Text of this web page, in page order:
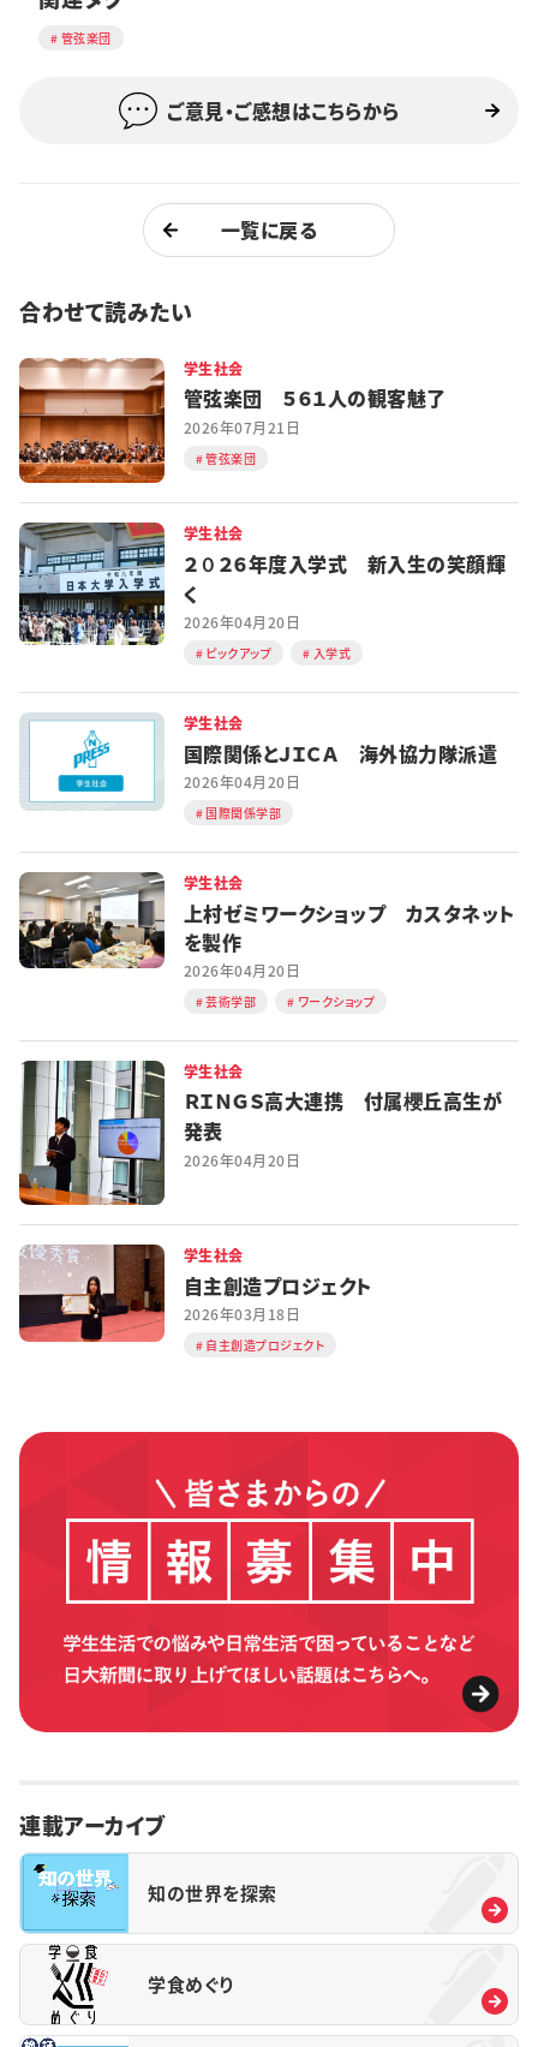
管弦楽団
ご意見・ご感想はこちらから
一覧に戻る
合わせて読みたい
学生社会
管弦楽団 ５６１人の観客魅了
2026年07月21日
管弦楽団
学生社会
２０２６年度入学式 新入生の笑顔輝
く
2026年04月20日
ピックアップ 入学式
学生社会
国際関係とＪＩＣＡ 海外協力隊派遣
2026年04月20日
国際関係学部
学生社会
上村ゼミワークショップ カスタネット
を製作
2026年04月20日
芸術学部 ワークショップ
学生社会
ＲＩＮＧＳ高大連携 付属櫻丘高生が
発表
2026年04月20日
学生社会
自主創造プロジェクト
2026年03月18日
自主創造プロジェクト
連載アーカイブ
知の世界を探索
学食めぐり